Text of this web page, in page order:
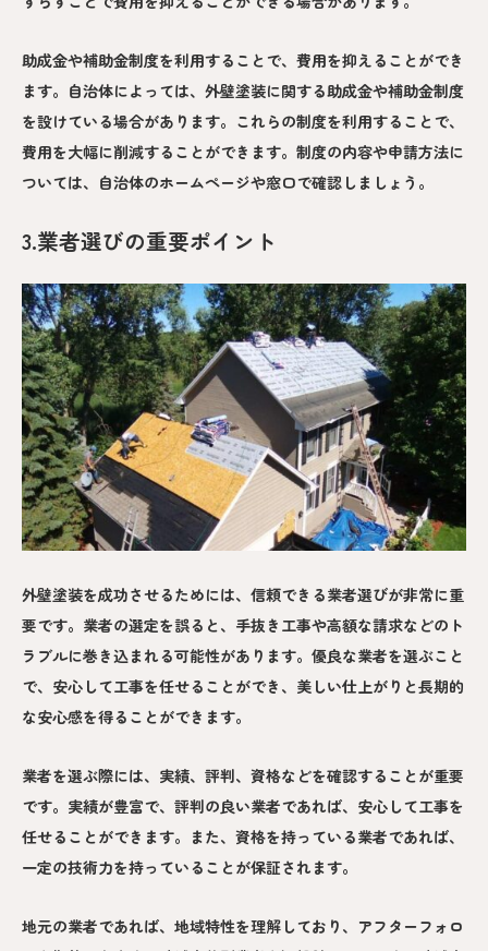
助成金や補助金制度を利用することで、費用を抑えることができ
ます。自治体によっては、外壁塗装に関する助成金や補助金制度
を設けている場合があります。これらの制度を利用することで、
費用を大幅に削減することができます。制度の内容や申請方法に
ついては、自治体のホームページや窓口で確認しましょう。
3.業者選びの重要ポイント
外壁塗装を成功させるためには、信頼できる業者選びが非常に重
要です。業者の選定を誤ると、手抜き工事や高額な請求などのト
ラブルに巻き込まれる可能性があります。優良な業者を選ぶこと
で、安心して工事を任せることができ、美しい仕上がりと長期的
な安心感を得ることができます。
業者を選ぶ際には、実績、評判、資格などを確認することが重要
です。実績が豊富で、評判の良い業者であれば、安心して工事を
任せることができます。また、資格を持っている業者であれば、
一定の技術力を持っていることが保証されます。
地元の業者であれば、地域特性を理解しており、アフターフォロ